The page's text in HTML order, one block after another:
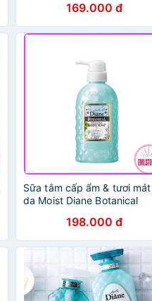
ngừa tóc lão hóa sớm
169.000 đ
Sữa tắm cấp ẩm & tươi mát
da Moist Diane Botanical
(Dành cho da khô & nhạy
cảm)_Hương bạc hà
198.000 đ